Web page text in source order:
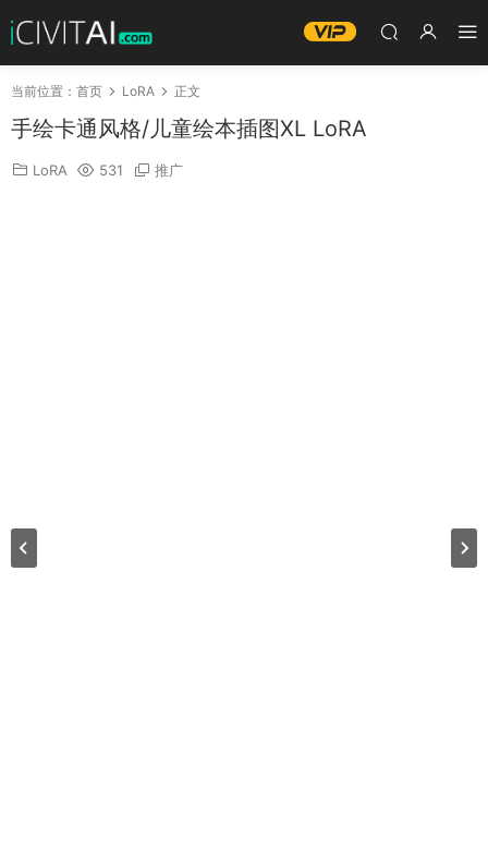
当前位置： 首页 LoRA 正文
手绘卡通风格/儿童绘本插图XL LoRA
LoRA 531 推广